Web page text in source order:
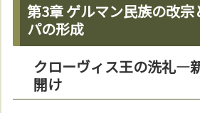
第3章 ゲルマン民族の改宗
パの形成
クローヴィス王の洗礼—
開け